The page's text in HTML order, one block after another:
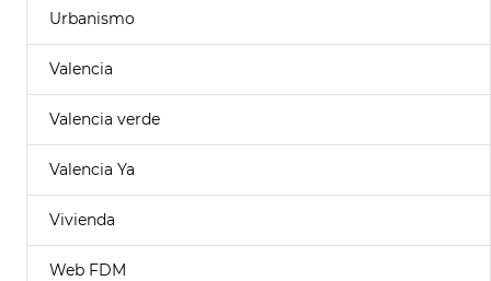
Urbanismo
Valencia
Valencia verde
Valencia Ya
Vivienda
Web FDM